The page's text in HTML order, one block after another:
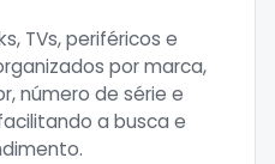
TVs, periféricos e
por marca,
número de série e
a busca e